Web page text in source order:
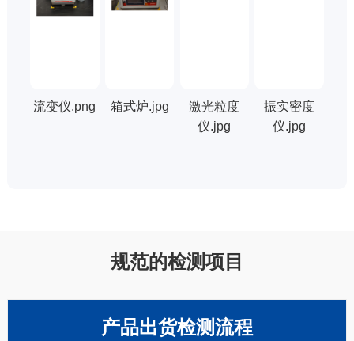
流变仪.png 箱式炉.jpg
激光粒度
仪.jpg
振实密度
仪.jpg
规范的检测项目
产品出货检测流程